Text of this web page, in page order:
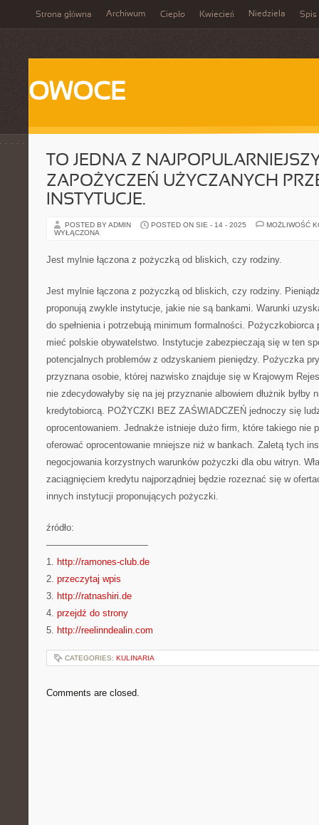
Strona główna Archiwum Ciepło Kwiecień Niedziela Spis
OWOCE
TO JEDNA Z
ZAPOŻYCZEŃ UŻYCZANYCH
INSTYTUCJE.
POSTED BY ADMIN POSTED ON SIE - 14 - 2025
MOŻLIWOŚĆ
WYŁĄCZONA
Jest mylnie łączona z pożyczką od bliskich, czy rodziny.
Jest mylnie łączona z pożyczką od bliskich, czy rodziny.
proponują zwykle instytucje, jakie nie są bankami. Warunki
do spełnienia i potrzebują minimum formalności. Pożyczkobiorca
mieć polskie obywatelstwo. Instytucje zabezpieczają się w ten
potencjalnych problemów z odzyskaniem pieniędzy. Pożyczka
przyznana osobie, której nazwisko znajduje się w Krajowym
nie zdecydowałyby się na jej przyznanie albowiem dłużnik byłby
kredytobiorcą. POŻYCZKI BEZ ZAŚWIADCZEŃ jednoczy się
oprocentowaniem. Jednakże istnieje dużo firm, które takiego nie
oferować oprocentowanie mniejsze niż w bankach. Zaletą tych
negocjowania korzystnych warunków pożyczki dla obu witryn.
zaciągnięciem kredytu najporządniej będzie rozeznać się w
innych instytucji proponujących pożyczki.
źródło:
———————————
1. http://ramones-club.de
2. przeczytaj wpis
3. http://ratnashiri.de
4. przejdź do strony
5. http://reelinndealin.com
CATEGORIES: KULINARIA
Comments are closed.